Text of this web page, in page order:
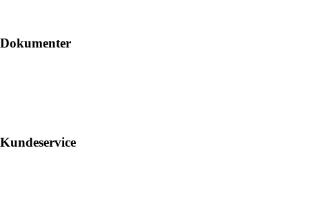
Dokumenter
Kundeservice